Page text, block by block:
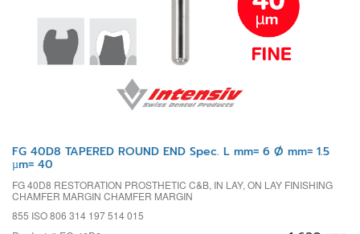
FG 40D8 TAPERED ROUND END Spec. L mm= 6 Ø mm= 1.5
µm= 40
FG 40D8 RESTORATION PROSTHETIC C&B, IN LAY, ON LAY FINISHING
CHAMFER MARGIN CHAMFER MARGIN
855 ISO 806 314 197 514 015